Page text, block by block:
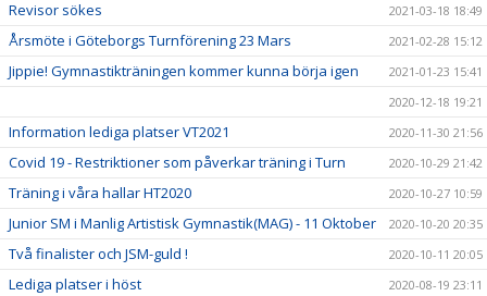
Revisor sökes 2021-03-18 18:49
Årsmöte i Göteborgs Turnförening 23 Mars 2021-02-28 15:12
Jippie! Gymnastikträningen kommer kunna börja igen
2021-01-23 15:41
2020-12-18 19:21
Information lediga platser VT2021 2020-11-30 21:56
Covid 19 - Restriktioner som påverkar träning i Turn 2020-10-29 21:42
Träning i våra hallar HT2020 2020-10-27 10:59
Junior SM i Manlig Artistisk Gymnastik(MAG) - 11 Oktober 2020-10-20 20:35
Två finalister och JSM-guld ! 2020-10-11 20:05
Lediga platser i höst 2020-08-19 23:11